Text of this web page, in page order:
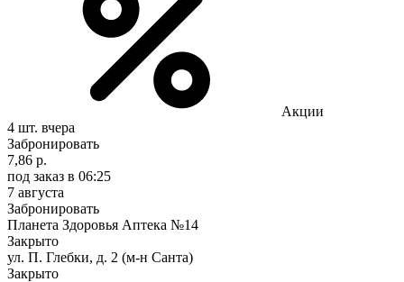
Акции
4 шт. вчера
Забронировать
7,86 р.
под заказ в 06:25
7 августа
Забронировать
Планета Здоровья Аптека №14
Закрыто
ул. П. Глебки, д. 2 (м-н Санта)
Закрыто